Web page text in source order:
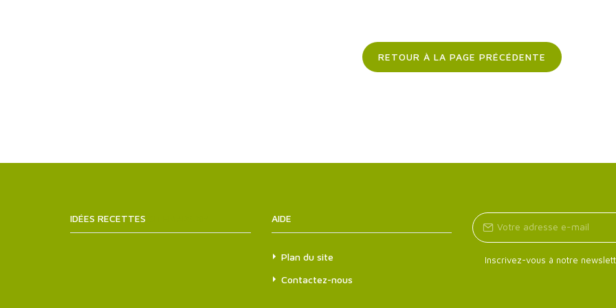
RETOUR À LA PAGE PRÉCÉDENTE
IDÉES RECETTES AIDE
Plan du site
Contactez-nous
Inscrivez-vous à notre